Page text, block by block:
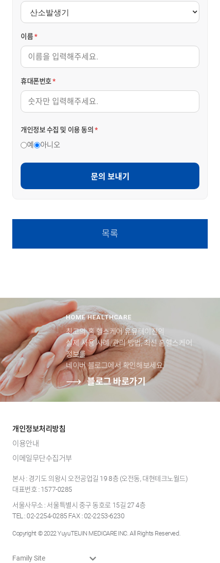
이름*
휴대폰번호*
개인정보 수집 및 이용 동의 *
예 아니오
문의 보내기
목록
HOME HEALTHCARE
최고의 홈 헬스케어 유유테이진의
실제 사용 사례, 관리 방법, 최신 홈헬스케어
정보를
네이버 블로그에서 확인해보세요.
블로그 바로가기
개인정보처리방침
이용안내
이메일무단수집거부
본사 : 경기도 의왕시 오전공업길 19 8층 (오전동, 대현테크노월드)
대표번호 : 1577-0285
서울사무소 : 서울특별시 중구 동호로 15길 27 4층
TEL : 02-2254-0285 FAX : 02-2253-6230
Copyright © 2022 YuyuTEIJIN MEDICARE INC. All Rights Reserved.
Family Site